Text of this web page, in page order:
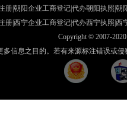
册|朝阳企业工商登记代办朝阳执照 朝
册|西宁企业工商登记代办西宁执照 西
Copyright © 2007-
信息之目的。若有来源标注错误或